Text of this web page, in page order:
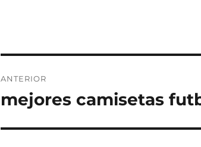
de
ANTERIOR
Entrada
mejores camisetas